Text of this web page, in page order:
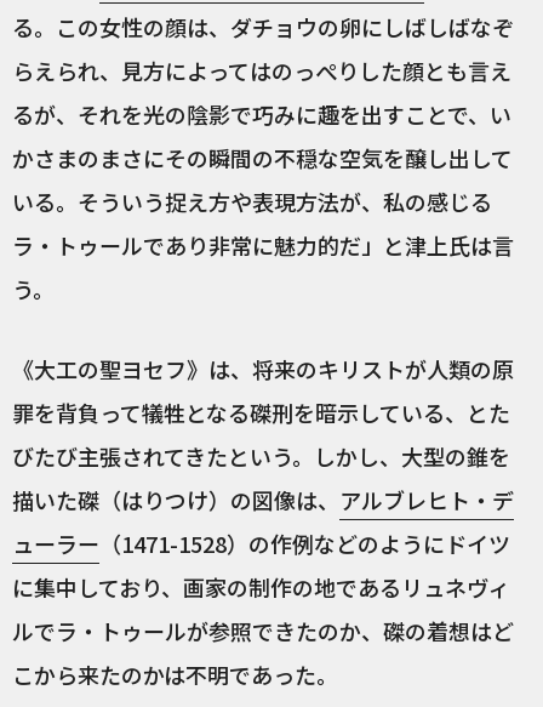
る。この女性の顔は、ダチョウの卵にしばしばなぞ
らえられ、見方によってはのっぺりした顔とも言え
るが、それを光の陰影で巧みに趣を出すことで、い
かさまのまさにその瞬間の不穏な空気を醸し出して
いる。そういう捉え方や表現方法が、私の感じる
ラ・トゥールであり非常に魅力的だ」と津上氏は言
う。
《大工の聖ヨセフ》は、将来のキリストが人類の原
罪を背負って犠牲となる磔刑を暗示している、とた
びたび主張されてきたという。しかし、大型の錐を
描いた磔（はりつけ）の図像は、 アルブレヒト・デ
ューラー （1471-1528）の作例などのようにドイツ
に集中しており、画家の制作の地であるリュネヴィ
ルでラ・トゥールが参照できたのか、磔の着想はど
こから来たのかは不明であった。